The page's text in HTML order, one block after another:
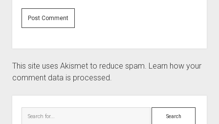
This site uses Akismet to reduce spam. Learn how your
comment data is processed.
Search